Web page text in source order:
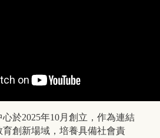
於2025年10月創立，作為連結
創新場域，培養具備社會責